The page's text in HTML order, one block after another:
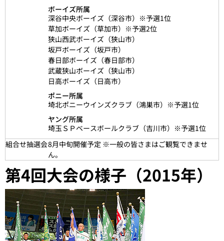
ボーイズ所属
深谷中央ボーイズ（深谷市）※予選1位
草加ボーイズ（草加市）※予選2位
狭山西武ボーイズ（狭山市）
坂戸ボーイズ（坂戸市）
春日部ボーイズ（春日部市）
武蔵狭山ボーイズ（狭山市）
日高ボーイズ（日高市）
ポニー所属
埼北ポニーウインズクラブ（鴻巣市）※予選1位
ヤング所属
埼玉ＳＰベースボールクラブ（吉川市）※予選1位
組合せ抽選会8月中旬開催予定 ※一般の皆さまはご観覧できませ
ん。
第4回大会の様子（2015年）